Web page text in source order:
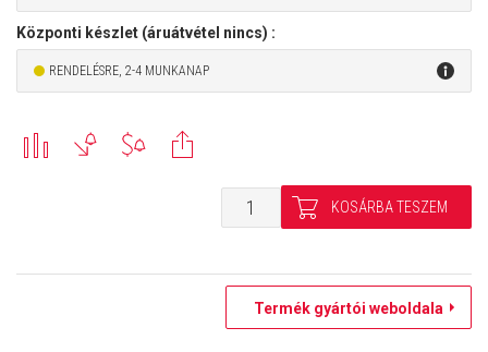
Központi készlet (áruátvétel nincs) :
RENDELÉSRE, 2-4 MUNKANAP
Termék gyártói weboldala